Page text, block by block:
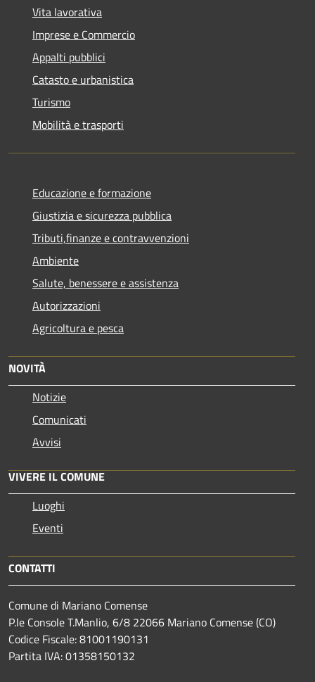
Vita lavorativa
Imprese e Commercio
Appalti pubblici
Catasto e urbanistica
Turismo
Mobilità e trasporti
Educazione e formazione
Giustizia e sicurezza pubblica
Tributi,finanze e contravvenzioni
Ambiente
Salute, benessere e assistenza
Autorizzazioni
Agricoltura e pesca
NOVITÀ
Notizie
Comunicati
Avvisi
VIVERE IL COMUNE
Luoghi
Eventi
CONTATTI
Comune di Mariano Comense
P.le Console T.Manlio, 6/8 22066 Mariano Comense (CO)
Codice Fiscale: 81001190131
Partita IVA: 01358150132